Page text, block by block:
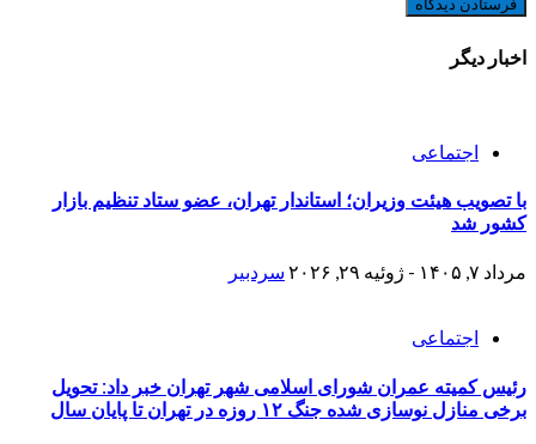
اخبار دیگر
اجتماعی
با تصویب هیئت وزیران؛ استاندار تهران، عضو ستاد تنظیم بازار
کشور شد
مرداد ۷, ۱۴۰۵ - ژوئیه ۲۹, ۲۰۲۶ سردبیر
اجتماعی
رئیس کمیته عمران شورای اسلامی شهر تهران خبر داد: تحویل
برخی منازل نوسازی شده جنگ ۱۲ روزه در تهران تا پایان سال